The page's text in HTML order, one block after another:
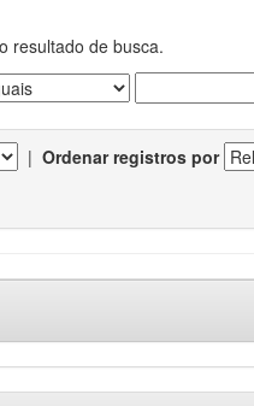
resultado de busca.
| Ordenar registros por